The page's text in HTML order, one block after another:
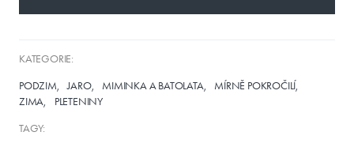
KATEGORIE:
PODZIM JARO MIMINKA A BATOLATA
MÍRNĚ POKROČILÍ
ZIMA
PLETENINY
TAGY: